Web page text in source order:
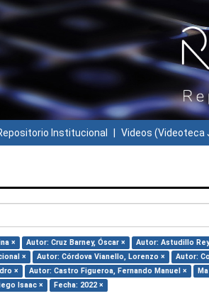
Institucional Videos (Videoteca
× Autor: Cruz Barney, Óscar × Autor: Astudillo
×
Autor: Córdova Vianello, Lorenzo × Autor:
×
Autor: Castro Figueroa, Fernando Manuel ×
Isaac ×
Fecha: 2022 ×